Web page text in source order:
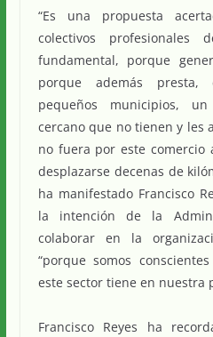
“Es una propuesta
colectivos
fundamental, porque
porque además presta,
pequeños municipios,
cercano que no tienen y les
no fuera por este comercio
desplazarse decenas de
ha manifestado Francisco
la intención de la
colaborar en la
“porque somos
este sector tiene en nuestra
Francisco Reyes ha